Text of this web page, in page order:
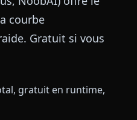
courbe
Gratuit si vous
gratuit en runtime,